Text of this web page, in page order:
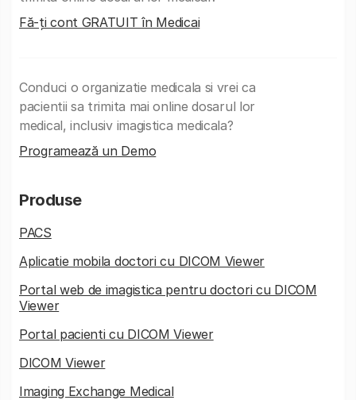
Fă-ți cont GRATUIT în Medicai
Conduci o organizatie medicala si vrei ca
pacientii sa trimita mai online dosarul lor
medical, inclusiv imagistica medicala?
Programează un Demo
Produse
PACS
Aplicatie mobila doctori cu DICOM Viewer
Portal web de imagistica pentru doctori cu DICOM
Viewer
Portal pacienti cu DICOM Viewer
DICOM Viewer
Imaging Exchange Medical